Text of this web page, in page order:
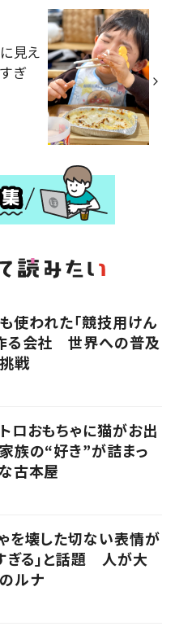
見え
ぎ
使われた「競技用けん
る会社 世界への普及
戦
ロおもちゃに猫がお出
族の“好き”が詰まっ
古本屋
を壊した切ない表情が
ぎる」と話題 人が大
ルナ